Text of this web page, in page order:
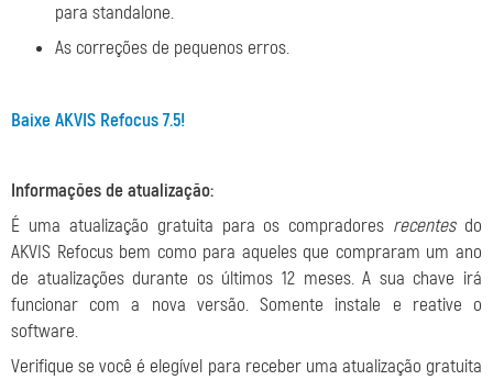
para standalone.
As correções de pequenos erros.
Baixe AKVIS Refocus 7.5!
Informações de atualização:
É uma atualização gratuita para os compradores recentesdo
AKVIS Refocus bem como para aqueles que compraram um ano
de atualizações durante os últimos 12 meses. A sua chave irá
funcionar com a nova versão. Somente instale e reative o
software.
Verifique se você é elegível para receber uma atualização gratuita